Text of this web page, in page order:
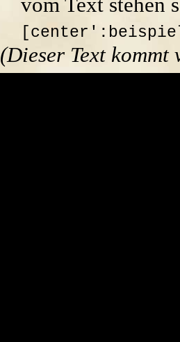
(Dieser Text kommt